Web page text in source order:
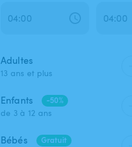
Adultes
13 ans et plus
Enfants
-50%
de 3 à 12 ans
Bébés
Gratuit